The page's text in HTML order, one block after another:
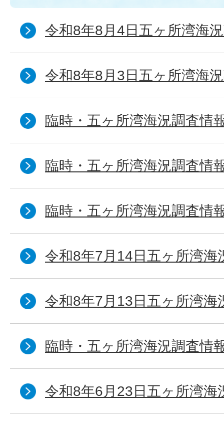
令和8年8月4日五ヶ所湾海
令和8年8月3日五ヶ所湾海
臨時・五ヶ所湾海況調査情
臨時・五ヶ所湾海況調査情
臨時・五ヶ所湾海況調査情
令和8年7月14日五ヶ所湾海
令和8年7月13日五ヶ所湾海
臨時・五ヶ所湾海況調査情
令和8年6月23日五ヶ所湾海